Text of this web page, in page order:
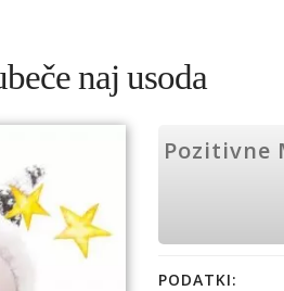
naj usoda
Pozitivne
PODATKI: